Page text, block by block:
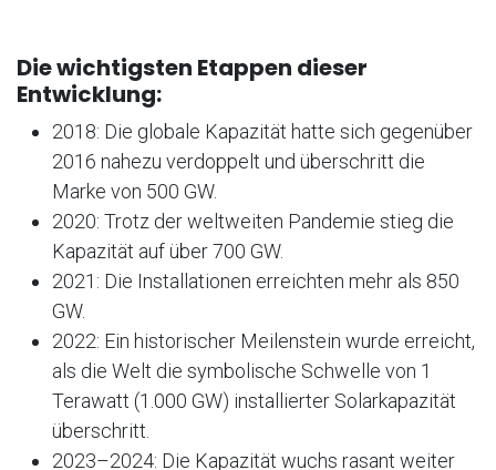
Die wichtigsten Etappen dieser
Entwicklung:
2018: Die globale Kapazität hatte sich gegenüber
2016 nahezu verdoppelt und überschritt die
Marke von 500 GW.
2020: Trotz der weltweiten Pandemie stieg die
Kapazität auf über 700 GW.
2021: Die Installationen erreichten mehr als 850
GW.
2022: Ein historischer Meilenstein wurde erreicht,
als die Welt die symbolische Schwelle von 1
Terawatt (1.000 GW) installierter Solarkapazität
überschritt.
2023–2024: Die Kapazität wuchs rasant weiter